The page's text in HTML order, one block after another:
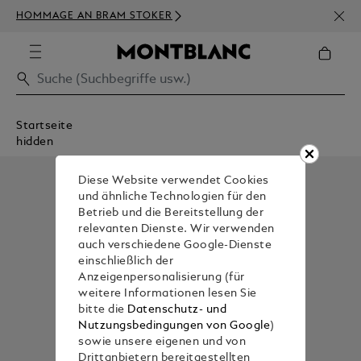
HOMMAGE AN BRAM STOKER
Startseite
hidden
Diese Website verwendet Cookies
und ähnliche Technologien für den
Betrieb und die Bereitstellung der
relevanten Dienste. Wir verwenden
auch verschiedene Google-Dienste
einschließlich der
Anzeigenpersonalisierung (für
weitere Informationen lesen Sie
bitte die Datenschutz- und
Nutzungsbedingungen von Google)
sowie unsere eigenen und von
Drittanbietern bereitgestellten